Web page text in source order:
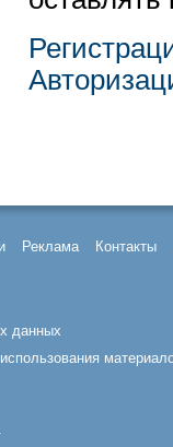
Реклама Контакты
данных